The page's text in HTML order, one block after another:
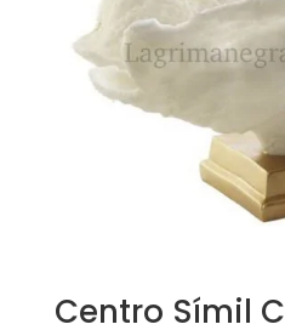
Centro Símil